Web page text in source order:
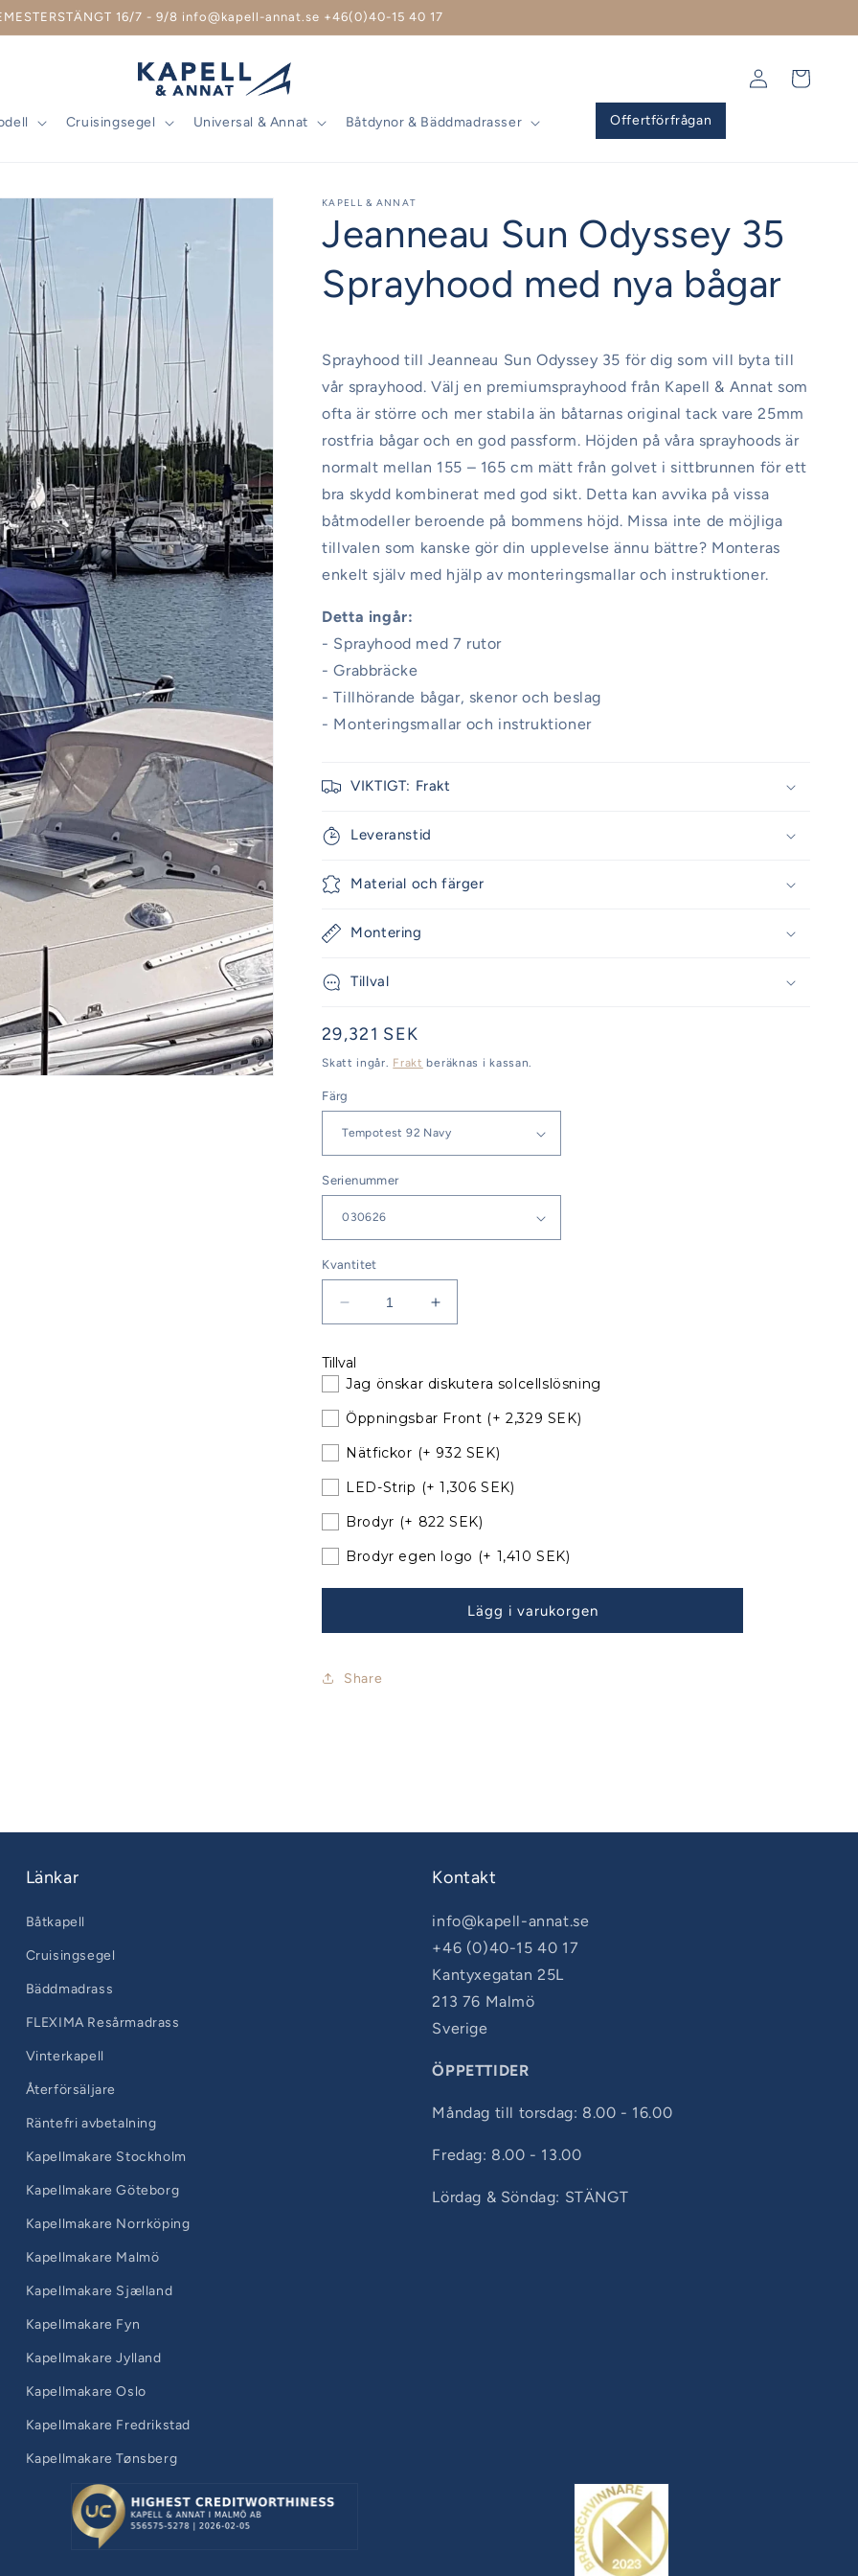
16/7 - 9/8 info@kapell-annat.se +46(0)40-15 40 17
Cruisingsegel Universal & Annat Båtdynor & Bäddmadrasser Offertförfrågan
Logga
Varukorg
KAPELL & ANNAT
Jeanneau Sun Odyssey 35
Sprayhood med nya bågar
Sprayhood till Jeanneau Sun Odyssey 35 för dig som vill byta till
vår sprayhood. Välj en premiumsprayhood från Kapell & Annat som
ofta är större och mer stabila än båtarnas original tack vare 25mm
rostfria bågar och en god passform. Höjden på våra sprayhoods är
normalt mellan 155 – 165 cm mätt från golvet i sittbrunnen för ett
bra skydd kombinerat med god sikt. Detta kan avvika på vissa
båtmodeller beroende på bommens höjd. Missa inte de möjliga
tillvalen som kanske gör din upplevelse ännu bättre? Monteras
enkelt själv med hjälp av monteringsmallar och instruktioner.
Detta ingår:
- Sprayhood med 7 rutor
- Grabbräcke
- Tillhörande bågar, skenor och beslag
- Monteringsmallar och instruktioner
VIKTIGT: Frakt
Leveranstid
Material och färger
Montering
Tillval
Ordinarie
pris
29,321 SEK
Skatt ingår. Frakt beräknas i kassan.
Färg
Serienummer
Kvantitet
Minska
kvantitet
Jeanneau
Sun
Odyssey
35
Sprayhood
nya
bågar
Öka
kvantitet
Sun
Odyssey
Sprayhood
nya
bågar
Tillval
Jag önskar diskutera solcellslösning
Öppningsbar Front (+ 2,329 SEK)
Nätfickor (+ 932 SEK)
LED-Strip (+ 1,306 SEK)
Brodyr (+ 822 SEK)
Brodyr egen logo (+ 1,410 SEK)
Lägg i varukorgen
Share
Länkar
Båtkapell
Cruisingsegel
Bäddmadrass
FLEXIMA Resårmadrass
Vinterkapell
Återförsäljare
Räntefri avbetalning
Kapellmakare Stockholm
Kapellmakare Göteborg
Kapellmakare Norrköping
Kapellmakare Malmö
Kapellmakare Sjælland
Kapellmakare Fyn
Kapellmakare Jylland
Kapellmakare Oslo
Kapellmakare Fredrikstad
Kapellmakare Tønsberg
Kontakt
info@kapell-annat.se
+46 (0)40-15 40 17
Kantyxegatan 25L
213 76 Malmö
Sverige
ÖPPETTIDER
Måndag till torsdag: 8.00 - 16.00
Fredag: 8.00 - 13.00
Lördag & Söndag: STÄNGT